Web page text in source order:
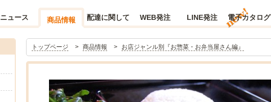
ニュース 商品情報 配達に関して WEB発注 LINE発注 電子カタログ
トップページ 商品情報 お店ジャンル別『お惣菜・お弁当屋さん編』